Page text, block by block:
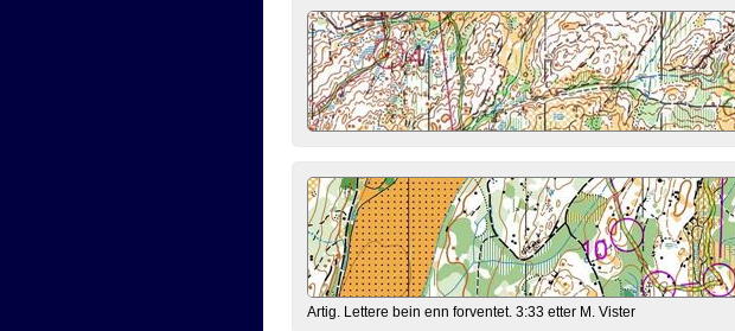
Artig. Lettere bein enn forventet. 3:33 etter M. Vister